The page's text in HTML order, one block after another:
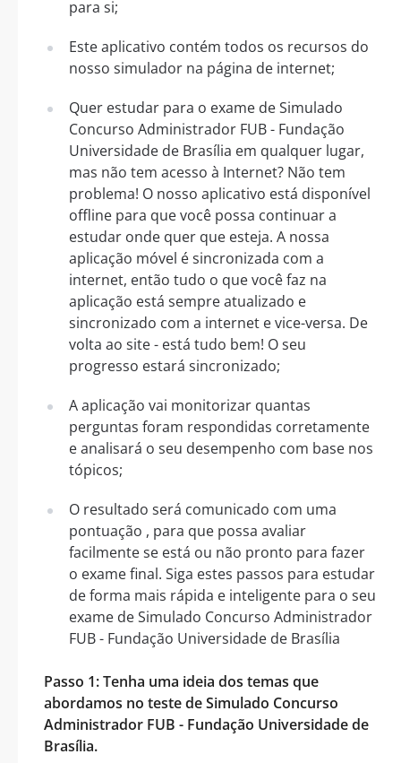
para si;
Este aplicativo contém todos os recursos do
nosso simulador na página de internet;
Quer estudar para o exame de Simulado
Concurso Administrador FUB - Fundação
Universidade de Brasília em qualquer lugar,
mas não tem acesso à Internet? Não tem
problema! O nosso aplicativo está disponível
offline para que você possa continuar a
estudar onde quer que esteja. A nossa
aplicação móvel é sincronizada com a
internet, então tudo o que você faz na
aplicação está sempre atualizado e
sincronizado com a internet e vice-versa. De
volta ao site - está tudo bem! O seu
progresso estará sincronizado;
A aplicação vai monitorizar quantas
perguntas foram respondidas corretamente
e analisará o seu desempenho com base nos
tópicos;
O resultado será comunicado com uma
pontuação , para que possa avaliar
facilmente se está ou não pronto para fazer
o exame final. Siga estes passos para estudar
de forma mais rápida e inteligente para o seu
exame de Simulado Concurso Administrador
FUB - Fundação Universidade de Brasília
Passo 1: Tenha uma ideia dos temas que
abordamos no teste de Simulado Concurso
Administrador FUB - Fundação Universidade de
Brasília.